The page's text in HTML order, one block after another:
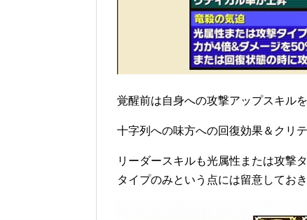
覚醒前は自身への攻撃アップスキル
十字列への味方への回復効果＆クリ
リーダースキルも光属性または攻撃
タイプのみという点には留意しておき